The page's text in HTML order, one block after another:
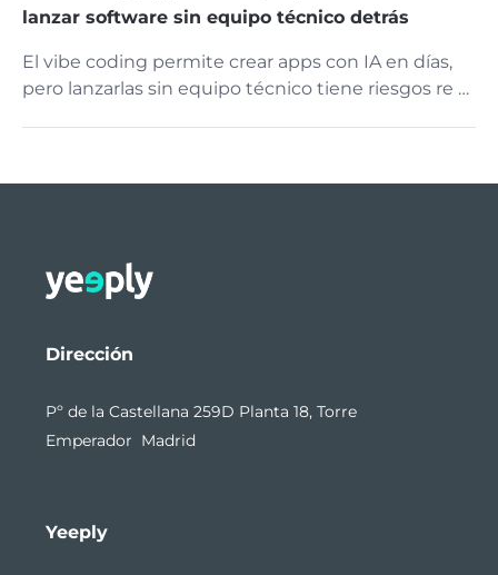
lanzar software sin equipo técnico detrás
El vibe coding permite crear apps con IA en días,
pero lanzarlas sin equipo técnico tiene riesgos re …
Dirección
Pº de la Castellana 259D Planta 18, Torre
Emperador Madrid
Yeeply